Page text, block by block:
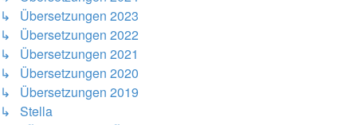
↳ Übersetzungen 2023
↳ Übersetzungen 2022
↳ Übersetzungen 2021
↳ Übersetzungen 2020
↳ Übersetzungen 2019
↳ Stella